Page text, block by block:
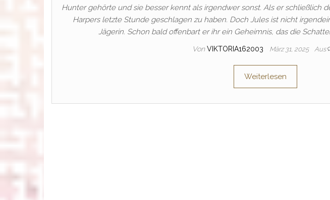
Hunter gehörte und sie besser kennt als irgendwer sonst. Als er schließlich
Harpers letzte Stunde geschlagen zu haben. Doch Jules ist nicht
Jägerin. Schon bald offenbart er ihr ein Geheimnis, das die
Von VIKTORIA162003 März 31, 2025 Aus
Weiterlesen